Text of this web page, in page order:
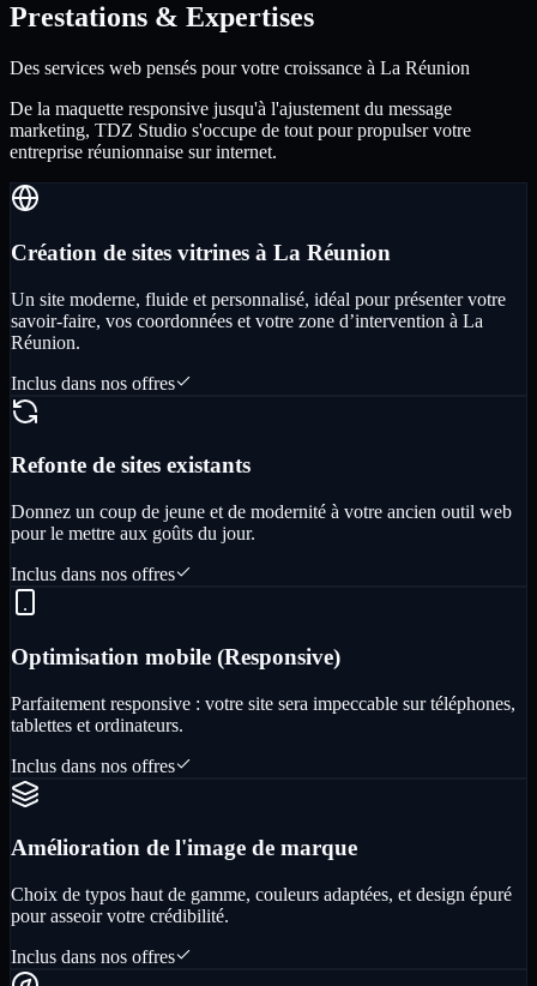
Prestations & Expertises
Des services web pensés pour votre croissance à La Réunion
De la maquette responsive jusqu'à l'ajustement du message
marketing, TDZ Studio s'occupe de tout pour propulser votre
entreprise réunionnaise sur internet.
Création de sites vitrines à La Réunion
Un site moderne, fluide et personnalisé, idéal pour présenter votre
savoir-faire, vos coordonnées et votre zone d’intervention à La
Réunion.
Inclus dans nos offres
Refonte de sites existants
Donnez un coup de jeune et de modernité à votre ancien outil web
pour le mettre aux goûts du jour.
Inclus dans nos offres
Optimisation mobile (Responsive)
Parfaitement responsive : votre site sera impeccable sur téléphones,
tablettes et ordinateurs.
Inclus dans nos offres
Amélioration de l'image de marque
Choix de typos haut de gamme, couleurs adaptées, et design épuré
pour asseoir votre crédibilité.
Inclus dans nos offres